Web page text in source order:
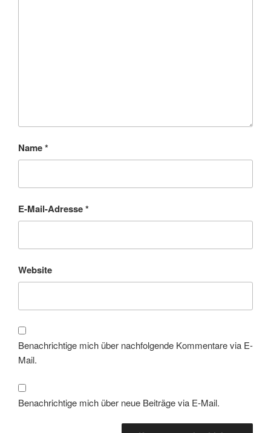
Name*
E-Mail-Adresse*
Website
Benachrichtige mich über nachfolgende Kommentare via E-
Mail.
Benachrichtige mich über neue Beiträge via E-Mail.